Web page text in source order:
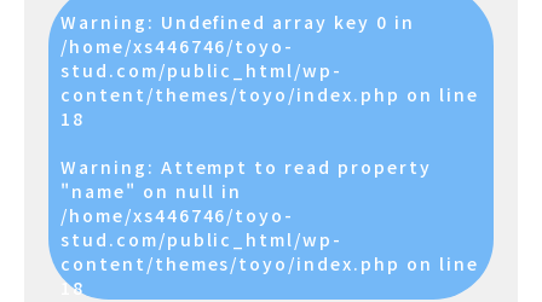
Warning : Undefined array key 0 in
/home/xs446746/toyo-
stud.com/public_html/wp-
content/themes/toyo/index.php on line
18
Warning : Attempt to read property
"name" on null in
/home/xs446746/toyo-
stud.com/public_html/wp-
content/themes/toyo/index.php on line
18